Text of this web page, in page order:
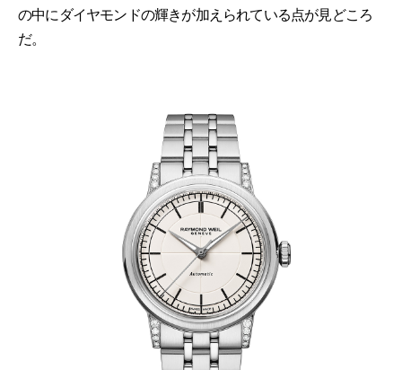
の中にダイヤモンドの輝きが加えられている点が見どころ
だ。